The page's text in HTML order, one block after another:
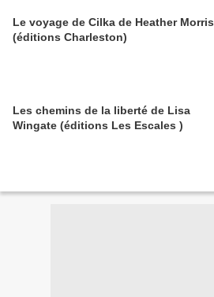
Le voyage de Cilka de Heather Morris
(éditions Charleston)
Les chemins de la liberté de Lisa
Wingate (éditions Les Escales )